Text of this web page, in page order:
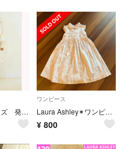
rose marie キッズ 発表会結婚式 ワンピースティーパーティ
ワンピース
Laura Ashley✴︎ワンピース✴︎4歳
¥ 800